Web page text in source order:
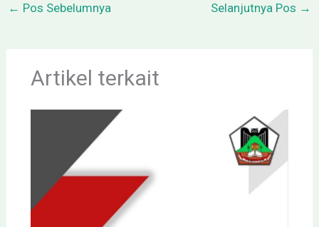
← Pos Sebelumnya Selanjutnya Pos →
Artikel terkait